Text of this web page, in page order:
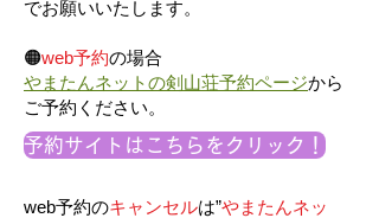
でお願いいたします。
🟠web予約の場合
やまたんネットの剣山荘予約ページから
ご予約ください。
web予約のキャンセルは”やまたんネッ
予約サイトはこちらをクリック！